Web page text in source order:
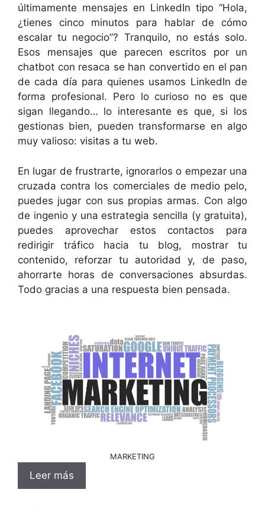
últimamente mensajes en LinkedIn tipo “Hola,
¿tienes cinco minutos para hablar de cómo
escalar tu negocio”? Tranquilo, no estás solo.
Esos mensajes que parecen escritos por un
chatbot con resaca se han convertido en el pan
de cada día para quienes usamos LinkedIn de
forma profesional. Pero lo curioso no es que
sigan llegando… lo interesante es que, si los
gestionas bien, pueden transformarse en algo
muy valioso: visitas a tu web.
En lugar de frustrarte, ignorarlos o empezar una
cruzada contra los comerciales de medio pelo,
puedes jugar con sus propias armas. Con algo
de ingenio y una estrategia sencilla (y gratuita),
puedes aprovechar estos contactos para
redirigir tráfico hacia tu blog, mostrar tu
contenido, reforzar tu autoridad y, de paso,
ahorrarte horas de conversaciones absurdas.
Todo gracias a una respuesta bien pensada.
MARKETING
Leer más